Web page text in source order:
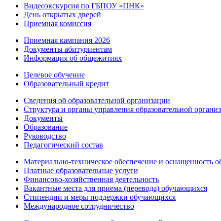
Видеоэкскурсия по ГБПОУ «ПНК»
День открытых дверей
Приемная комиссия
Приемная кампания 2026
Дoкументы абитуриентам
Информация об общежитиях
Целевое обучение
Образовательный кредит
Сведения об образовательной организации
Структура и органы управления образовательной
Документы
Образование
Руководство
Педагогический состав
Материально-техническое обеспечение и оснащенность
Платные образовательные услуги
Финансово-хозяйственная деятельность
Вакантные места для приема (перевода) обучающихся
Стипендии и меры поддержки обучающихся
Международное сотрудничество